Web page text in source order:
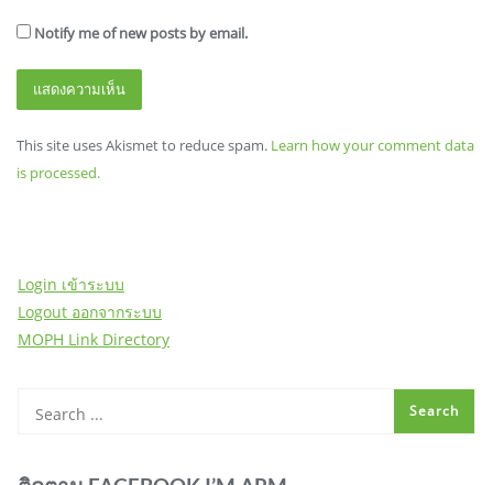
Notify me of new posts by email.
This site uses Akismet to reduce spam. Learn how your comment data
is processed.
Login เข้าระบบ
Logout ออกจากระบบ
MOPH Link Directory